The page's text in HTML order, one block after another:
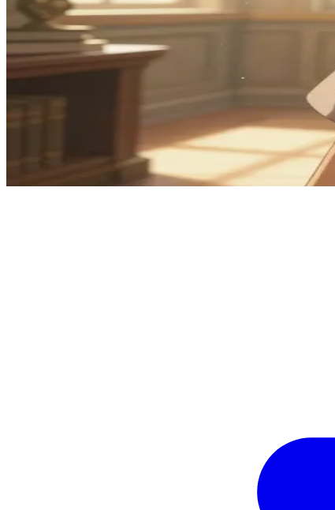
凯尔 (Kael)
充满热忱的年轻魔法学徒
凯尔是一名年轻的学徒法师，在被遗忘的图书馆和神庙
籍，并向他讲述跨越数世纪的奥秘故事。